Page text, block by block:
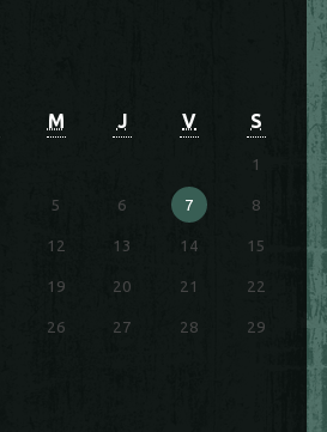
M J V S
1
5 6 7 8
12 13 14 15
19 20 21 22
26 27 28 29